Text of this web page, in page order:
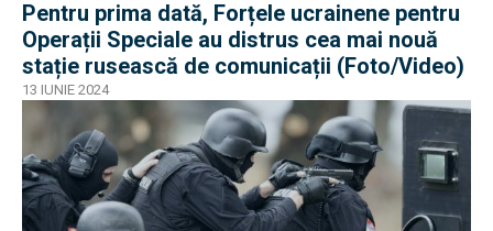
Pentru prima dată, Forțele ucrainene pentru
Operații Speciale au distrus cea mai nouă
stație rusească de comunicații (Foto/Video)
13 IUNIE 2024